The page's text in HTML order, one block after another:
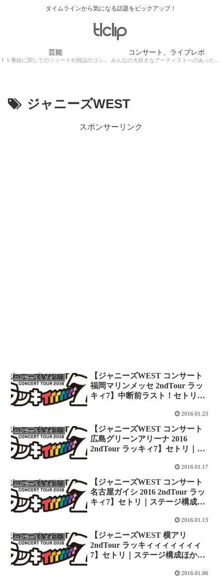
タイムラインから気になる話題をピックアップ！
芸能
ＴＶ番組に関してのツィートや雑誌のゴシップ記事、芸能人目撃情報・ロケ現場遭遇・・・
コンサート、ライブレポ
みんなの大好きなアーティストへのあったかぁ～い思いをツイッターレポートに保存！
ジャニーズWEST
スポンサーリンク
コンサート、ライブレポ
【ジャニーズWEST コンサート
福岡マリンメッセ 2ndTour ラッ
キィ7】中断前ラスト！セトリ｜
2016.01.23
コンサート、ライブレポ
【ジャニーズWEST コンサート
広島グリーンアリーナ 2016
2ndTour ラッキィ7】セトリ｜ス
2016.01.17
コンサート、ライブレポ
【ジャニーズWEST コンサート
名古屋ガイシ 2016 2ndTour ラッ
キィ7】セトリ｜ステージ構成ほ
2016.01.13
コンサート、ライブレポ
【ジャニーズWEST 横アリ
2ndTour ラッキィィィィィィィ
7】セトリ｜ステージ構成ほか、
2016.01.06